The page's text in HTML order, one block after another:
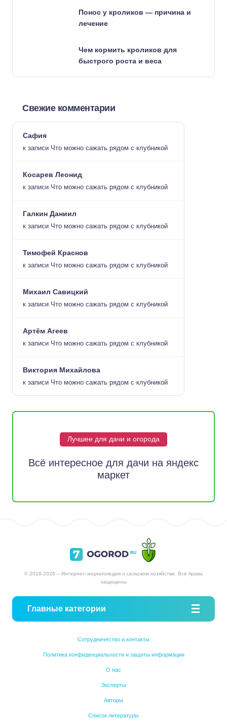
Понос у кроликов — причина и
лечение
Чем кормить кроликов для
быстрого роста и веса
Свежие комментарии
Сафия
к записи Что можно сажать рядом с клубникой
Косарев Леонид
к записи Что можно сажать рядом с клубникой
Галкин Даниил
к записи Что можно сажать рядом с клубникой
Тимофей Краснов
к записи Что можно сажать рядом с клубникой
Михаил Савицкий
к записи Что можно сажать рядом с клубникой
Артём Агеев
к записи Что можно сажать рядом с клубникой
Виктория Михайлова
к записи Что можно сажать рядом с клубникой
Лучшее для дачи и огорода
Всё интересное для дачи на яндекс
маркет
© 2018-2026 – Интернет-энциклопедия о сельском хозяйстве. Все права
защищены
Главные категории
Сотрудничество и контакты
Политика конфиденциальности и защиты информации
О нас
Эксперты
Авторы
Список литературы